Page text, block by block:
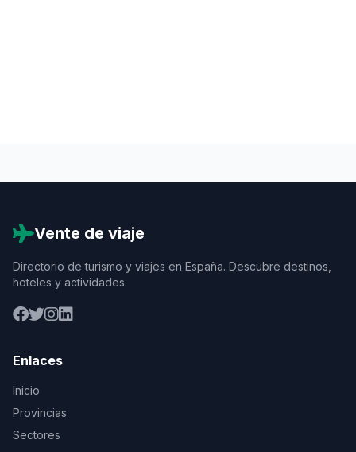
Vente de viaje
Directorio de turismo y viajes en España. Descubre destinos,
hoteles y actividades.
Enlaces
Inicio
Provincias
Sectores